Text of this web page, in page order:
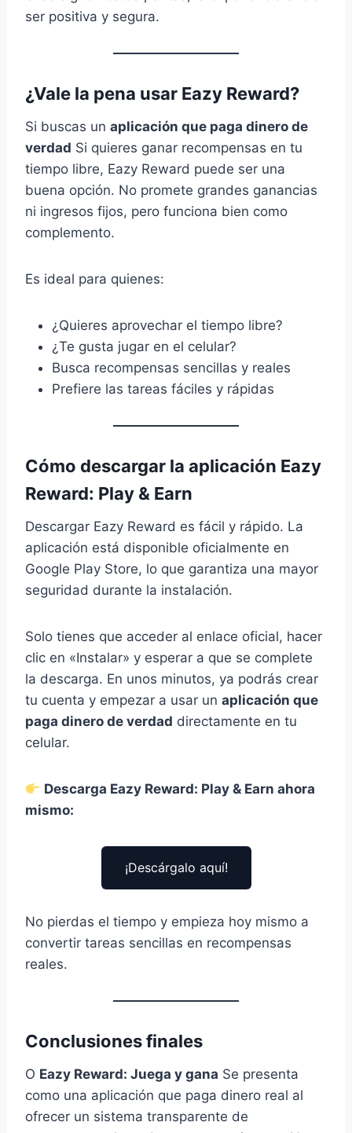
ser positiva y segura.
¿Vale la pena usar Eazy Reward?
Si buscas un aplicación que paga dinero de
verdad Si quieres ganar recompensas en tu
tiempo libre, Eazy Reward puede ser una
buena opción. No promete grandes ganancias
ni ingresos fijos, pero funciona bien como
complemento.
Es ideal para quienes:
¿Quieres aprovechar el tiempo libre?
¿Te gusta jugar en el celular?
Busca recompensas sencillas y reales
Prefiere las tareas fáciles y rápidas
Cómo descargar la aplicación Eazy
Reward: Play & Earn
Descargar Eazy Reward es fácil y rápido. La
aplicación está disponible oficialmente en
Google Play Store, lo que garantiza una mayor
seguridad durante la instalación.
Solo tienes que acceder al enlace oficial, hacer
clic en «Instalar» y esperar a que se complete
la descarga. En unos minutos, ya podrás crear
tu cuenta y empezar a usar un aplicación que
paga dinero de verdad directamente en tu
celular.
Descarga Eazy Reward: Play & Earn ahora
mismo:
¡Descárgalo aquí!
No pierdas el tiempo y empieza hoy mismo a
convertir tareas sencillas en recompensas
reales.
Conclusiones finales
O Eazy Reward: Juega y gana Se presenta
como una aplicación que paga dinero real al
ofrecer un sistema transparente de